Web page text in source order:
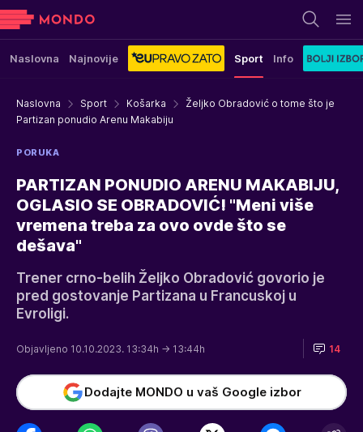
Naslovna Najnovije Sport Info
Naslovna Sport Košarka
Željko Obradović o tome što je
Partizan ponudio Arenu Makabiju
PORUKA
PARTIZAN PONUDIO ARENU MAKABIJU,
OGLASIO SE OBRADOVIĆ! "Meni više
vremena treba za ovo ovde što se
dešava"
Trener crno-belih Željko Obradović govorio je
pred gostovanje Partizana u Francuskoj u
Evroligi.
Objavljeno 10.10.2023. 13:34h → 13:44h 14
Dodajte MONDO u vaš Google izbor